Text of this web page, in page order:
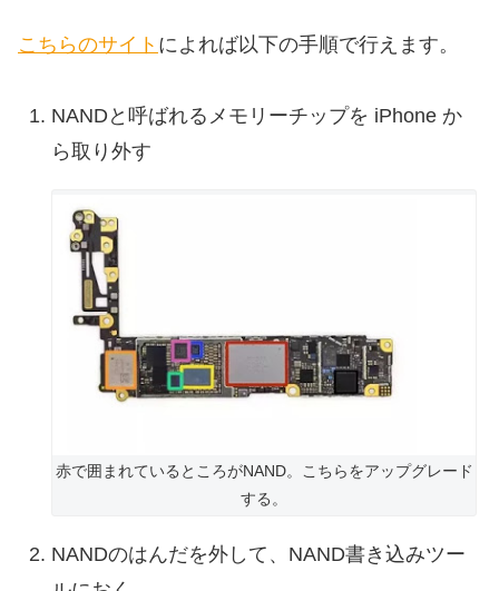
こちらのサイト によれば以下の手順で行えます。
NANDと呼ばれるメモリーチップを iPhone か
ら取り外す
赤で囲まれているところがNAND。こちらをアップグレード
する。
NANDのはんだを外して、NAND書き込みツー